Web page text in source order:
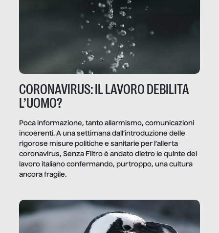
CORONAVIRUS: IL LAVORO DEBILITA
L’UOMO?
Poca informazione, tanto allarmismo, comunicazioni
incoerenti. A una settimana dall’introduzione delle
rigorose misure politiche e sanitarie per l’allerta
coronavirus, Senza Filtro è andato dietro le quinte del
lavoro italiano confermando, purtroppo, una cultura
ancora fragile.